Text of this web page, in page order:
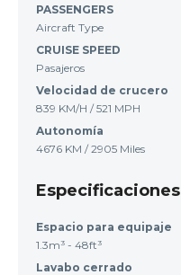
PASSENGERS
Aircraft Type
CRUISE SPEED
Pasajeros
Velocidad de crucero
839 KM/H / 521 MPH
Autonomía
4676 KM / 2905 Miles
Especificaciones
Espacio para equipaje
1.3m³ - 48ft³
Lavabo cerrado